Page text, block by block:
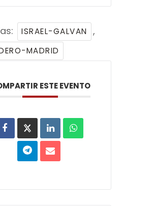
ISRAEL-GALVAN ,
MADRID
ESTE EVENTO